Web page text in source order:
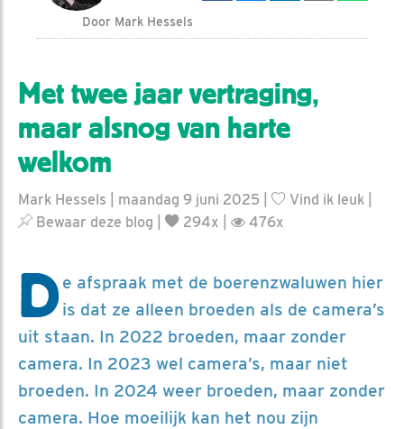
Door Mark Hessels
Met twee jaar vertraging,
maar alsnog van harte
welkom
Mark Hessels | maandag 9 juni 2025 | Vind ik leuk
Bewaar deze blog
294x | 476x
De afspraak met de boerenzwaluwen hier
is dat ze alleen broeden als de camera’s
uit staan. In 2022 broeden, maar zonder
camera. In 2023 wel camera’s, maar niet
broeden. In 2024 weer broeden, maar zonder
camera. Hoe moeilijk kan het nou zijn